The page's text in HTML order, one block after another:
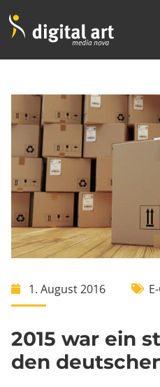
1. August 2016
2015 war ein
den